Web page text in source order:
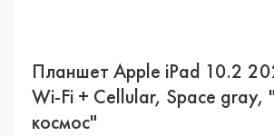
Планшет Apple iPad 10.2
Wi-Fi + Cellular, Space gray,
космос"